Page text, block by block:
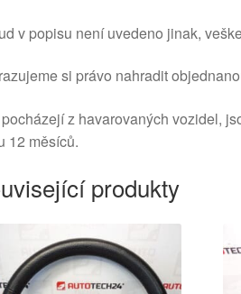
v popisu není uvedeno jinak,
si právo nahradit
z havarovaných vozidel,
12 měsíců.
produkty